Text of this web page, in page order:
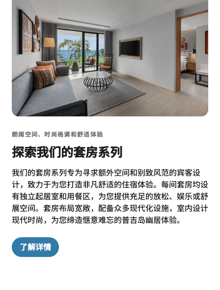
朗阔空间、时尚格调和舒适体验
探索我们的套房系列
我们的套房系列专为寻求额外空间和别致风范的宾客设
计，致力于为您打造非凡舒适的住宿体验。每间套房均设
有独立起居室和用餐区，为您提供充足的放松、娱乐或舒
展空间。套房布局宽敞，配备众多现代化设施，室内设计
现代时尚，为您缔造惬意难忘的普吉岛幽居体验。
了解详情